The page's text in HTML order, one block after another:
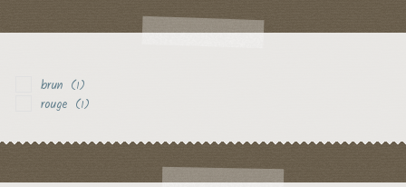
brun (1)
rouge (1)